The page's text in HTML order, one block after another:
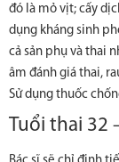
đó là mỏ vịt; cấy
dụng kháng sinh
cả sản phụ và thai
âm đánh giá thai,
Sử dụng thuốc
Tuổi thai 32